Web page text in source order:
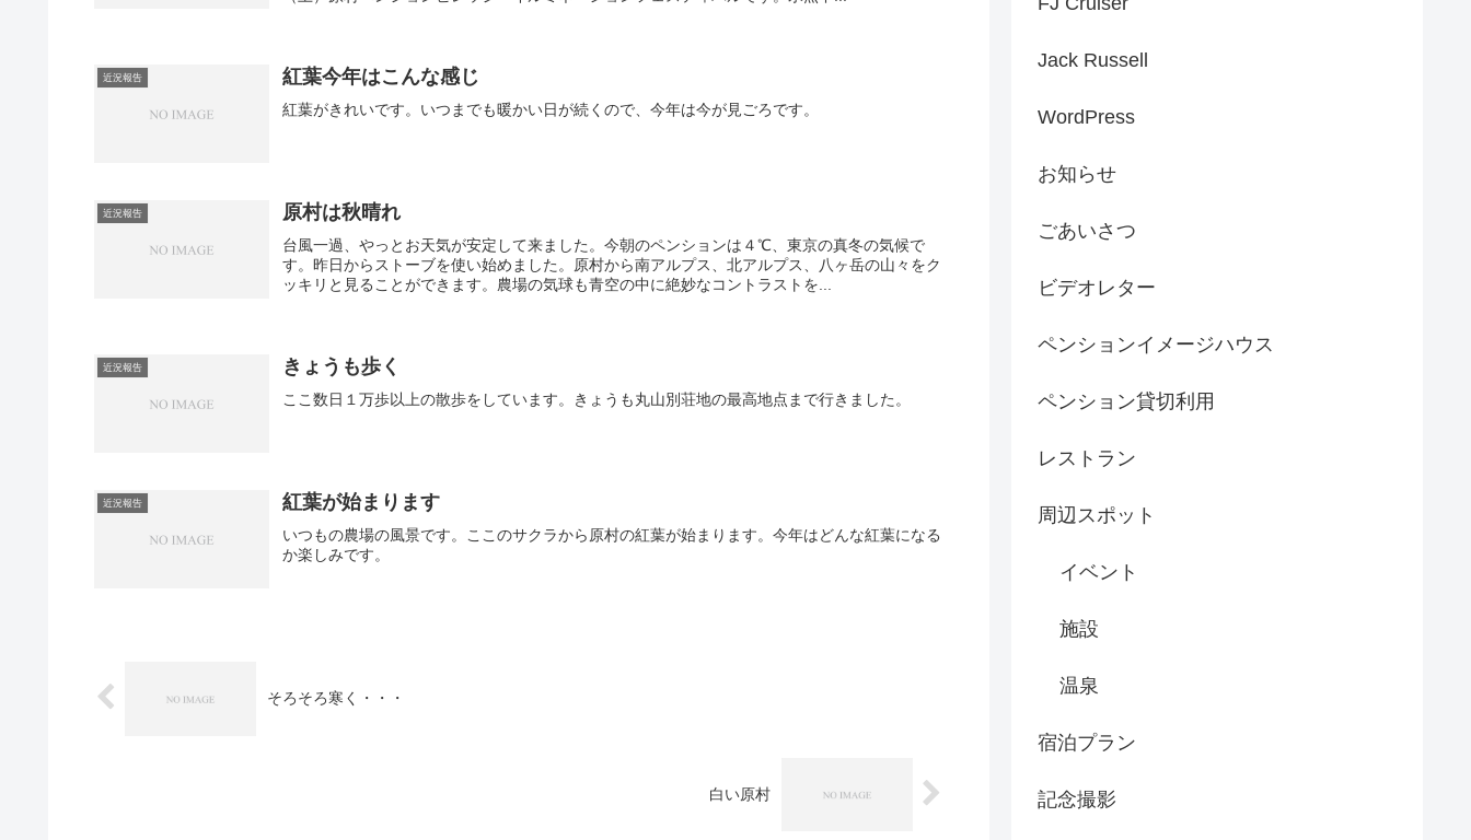
近況報告 紅葉今年はこんな感じ
紅葉がきれいです。いつまでも暖かい日が続くので、今年は今が見ごろです。
近況報告 原村は秋晴れ
台風一過、やっとお天気が安定して来ました。今朝のペンションは４℃、東京の真冬の気候で
す。昨日からストーブを使い始めました。原村から南アルプス、北アルプス、八ヶ岳の山々をク
ッキリと見ることができます。農場の気球も青空の中に絶妙なコントラストを...
近況報告 きょうも歩く
ここ数日１万歩以上の散歩をしています。きょうも丸山別荘地の最高地点まで行きました。
近況報告 紅葉が始まります
いつもの農場の風景です。ここのサクラから原村の紅葉が始まります。今年はどんな紅葉になる
か楽しみです。
そろそろ寒く・・・
白い原村
Jack Russell
WordPress
お知らせ
ごあいさつ
ビデオレター
ペンションイメージハウス
ペンション貸切利用
レストラン
周辺スポット
イベント
施設
温泉
宿泊プラン
記念撮影